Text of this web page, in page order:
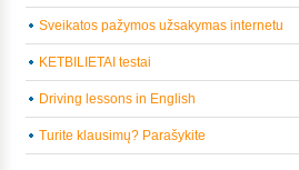
Sveikatos pažymos užsakymas internetu
KETBILIETAI testai
Driving lessons in English
Turite klausimų? Parašykite